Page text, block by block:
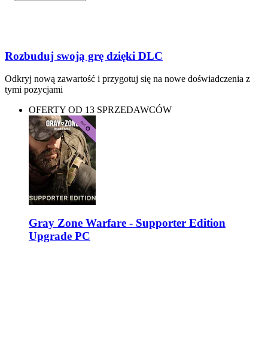
Rozbuduj swoją grę dzięki DLC
Odkryj nową zawartość i przygotuj się na nowe doświadczenia z
tymi pozycjami
OFERTY OD 13 SPRZEDAWCÓW
Gray Zone Warfare - Supporter Edition
Upgrade PC